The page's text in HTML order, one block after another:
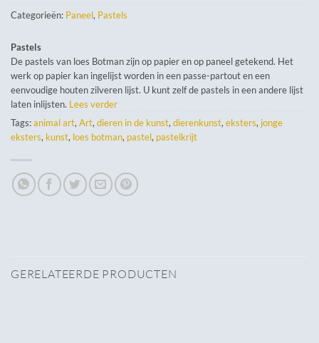
Categorieën: Paneel, Pastels
Pastels
De pastels van loes Botman zijn op papier en op paneel getekend. Het
werk op papier kan ingelijst worden in een passe-partout en een
eenvoudige houten zilveren lijst. U kunt zelf de pastels in een andere lijst
laten inlijsten. Lees verder
Tags:animal art, Art, dieren in de kunst, dierenkunst, eksters, jonge
eksters, kunst, loes botman, pastel, pastelkrijt
GERELATEERDE PRODUCTEN